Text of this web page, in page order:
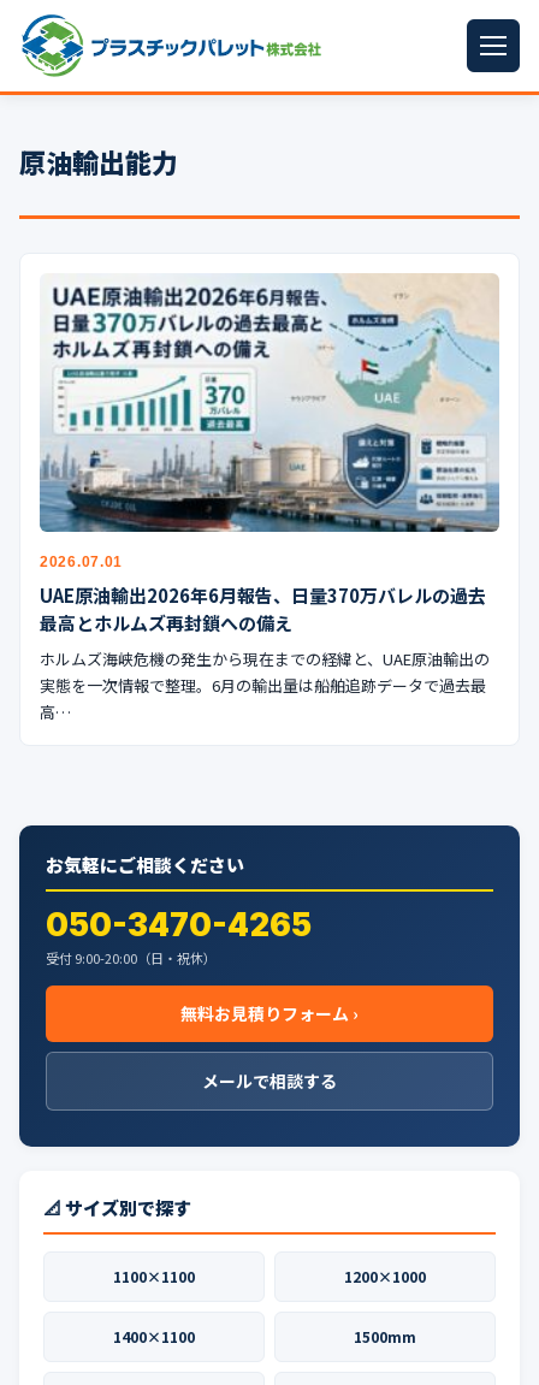
パレットサイズ
プラパレット ▼
▼
中古パレット
再生原料
梱包資材
イラン情勢まとめ ▼
公式ブログ
会社案内
🇺🇸🇰🇷🇹🇼🇻🇳
原油輸出能力
2026.07.01
UAE原油輸出2026年6月報告、日量370万バレルの過去
最高とホルムズ再封鎖への備え
ホルムズ海峡危機の発生から現在までの経緯と、UAE原油輸出の
実態を一次情報で整理。6月の輸出量は船舶追跡データで過去最
高…
お気軽にご相談ください
050-3470-4265
受付 9:00-20:00（日・祝休）
無料お見積りフォーム ›
メールで相談する
📐 サイズ別で探す
1100×1100 1200×1000
1400×1100 1500mm